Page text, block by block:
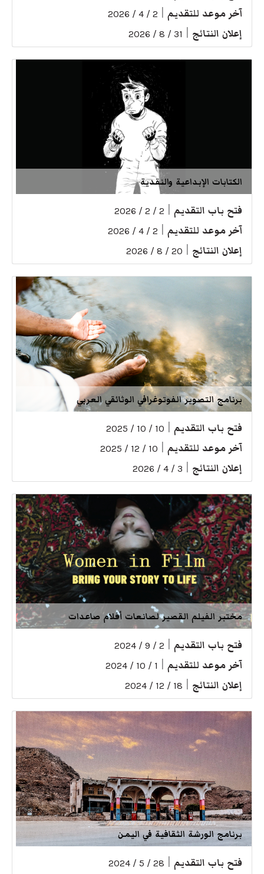
آخر موعد للتقديم 2 / 4 / 2026
إعلان النتائج 31 / 8 / 2026
الكتابات الإبداعية والنقدية
فتح باب التقديم 2 / 2 / 2026
آخر موعد للتقديم 2 / 4 / 2026
إعلان النتائج 20 / 8 / 2026
برنامج التصوير الفوتوغرافي الوثائقي العربي
فتح باب التقديم 10 / 10 / 2025
آخر موعد للتقديم 10 / 12 / 2025
إعلان النتائج 3 / 4 / 2026
مختبر الفيلم القصير لصانعات أفلام صاعدات
فتح باب التقديم 2 / 9 / 2024
آخر موعد للتقديم 1 / 10 / 2024
إعلان النتائج 18 / 12 / 2024
برنامج الورشة الثقافية في اليمن
فتح باب التقديم 28 / 5 / 2024